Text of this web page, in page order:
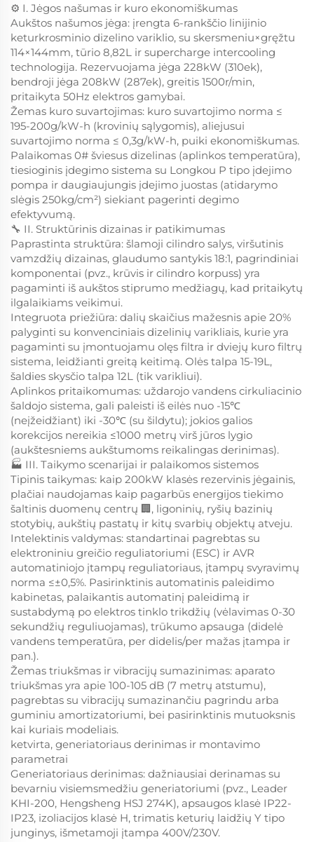
⚙️ I. Jėgos našumas ir kuro ekonomiškumas
Aukštos našumos jėga: įrengta 6-rankščio linijinio
keturkrosminio dizelino variklio, su skersmeniu×gręžtu
114×144mm, tūrio 8,82L ir supercharge intercooling
technologija. Rezervuojama jėga 228kW (310ek),
bendroji jėga 208kW (287ek), greitis 1500r/min,
pritaikyta 50Hz elektros gamybai.
Žemas kuro suvartojimas: kuro suvartojimo norma ≤
195-200g/kW-h (krovinių sąlygomis), aliejusui
suvartojimo norma ≤ 0,3g/kW-h, puiki ekonomiškumas.
Palaikomas 0# šviesus dizelinas (aplinkos temperatūra),
tiesioginis įdegimo sistema su Longkou P tipo įdejimo
pompa ir daugiaujungis įdejimo juostas (atidarymo
slėgis 250kg/cm²) siekiant pagerinti degimo
efektyvumą.
🔧 II. Struktūrinis dizainas ir patikimumas
Paprastinta struktūra: šlamoji cilindro salys, viršutinis
vamzdžių dizainas, glaudumo santykis 18:1, pagrindiniai
komponentai (pvz., krūvis ir cilindro korpuss) yra
pagaminti iš aukštos stiprumo medžiagų, kad pritaikytų
ilgalaikiams veikimui.
Integruota priežiūra: dalių skaičius mažesnis apie 20%
palyginti su konvenciniais dizelinių varikliais, kurie yra
pagaminti su įmontuojamu olęs filtra ir dviejų kuro filtrų
sistema, leidžianti greitą keitimą. Olės talpa 15-19L,
šaldies skysčio talpa 12L (tik varikliui).
Aplinkos pritaikomumas: uždarojo vandens cirkuliacinio
šaldojo sistema, gali paleisti iš eilės nuo -15℃
(neįžeidžiant) iki -30℃ (su šildytu); jokios galios
korekcijos nereikia ≤1000 metrų virš jūros lygio
(aukštesniems aukštumoms reikalingas derinimas).
🏭 III. Taikymo scenarijai ir palaikomos sistemos
Tipinis taikymas: kaip 200kW klasės rezervinis jėgainis,
plačiai naudojamas kaip pagarbūs energijos tiekimo
šaltinis duomenų centrų 🏢, ligoninių, ryšių bazinių
stotybių, aukštių pastatų ir kitų svarbių objektų atveju.
Intelektinis valdymas: standartinai pagrebtas su
elektroniniu greičio reguliatoriumi (ESC) ir AVR
automatiniojo įtampų reguliatoriaus, įtampų svyravimų
norma ≤±0,5%. Pasirinktinis automatinis paleidimo
kabinetas, palaikantis automatinį paleidimą ir
sustabdymą po elektros tinklo trikdžių (vėlavimas 0-30
sekundžių reguliuojamas), trūkumo apsauga (didelė
vandens temperatūra, per didelis/per mažas įtampa ir
pan.).
Žemas triukšmas ir vibracijų sumazinimas: aparato
triukšmas yra apie 100-105 dB (7 metrų atstumu),
pagrebtas su vibracijų sumazinančiu pagrindu arba
guminiu amortizatoriumi, bei pasirinktinis mutuoksnis
kai kuriais modeliais.
ketvirta, generiatoriaus derinimas ir montavimo
parametrai
Generiatoriaus derinimas: dažniausiai derinamas su
bevarniu visiemsmedžiu generiatoriumi (pvz., Leader
KHI-200, Hengsheng HSJ 274K), apsaugos klasė IP22-
IP23, izoliacijos klasė H, trimatis keturių laidžių Y tipo
junginys, išmetamoji įtampa 400V/230V.